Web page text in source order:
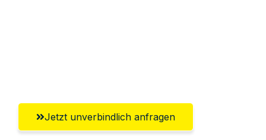
Jetzt unverbindlich anfragen